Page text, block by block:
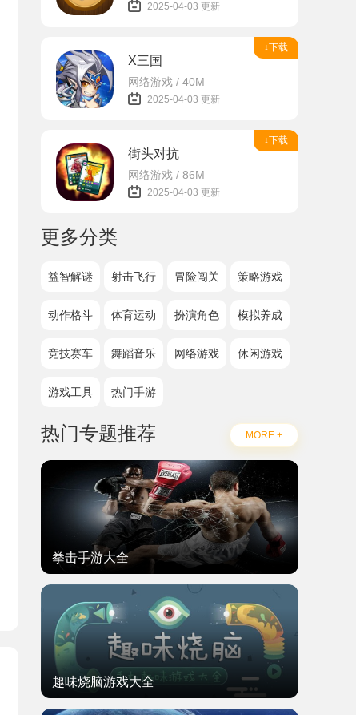
2025-04-03 更新
↓下载
X三国
网络游戏 / 40M
2025-04-03 更新
↓下载
街头对抗
网络游戏 / 86M
2025-04-03 更新
更多分类
益智解谜 射击飞行 冒险闯关 策略游戏
动作格斗 体育运动 扮演角色 模拟养成
竞技赛车 舞蹈音乐 网络游戏 休闲游戏
游戏工具 热门手游
热门专题推荐 MORE +
拳击手游大全
趣味烧脑游戏大全